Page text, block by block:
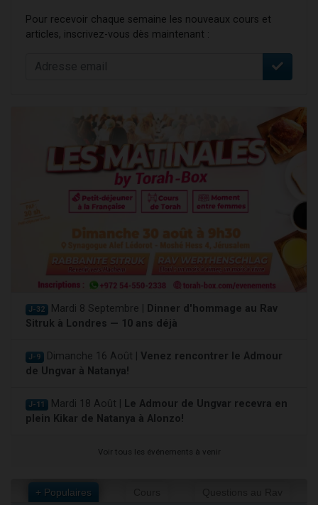
Pour recevoir chaque semaine les nouveaux cours et
articles, inscrivez-vous dès maintenant :
J-32 Mardi 8 Septembre |
Dinner d'hommage au Rav
Sitruk à Londres — 10 ans déjà
J-9 Dimanche 16 Août | Venez rencontrer le Admour
de Ungvar à Natanya!
J-11 Mardi 18 Août |
Le Admour de Ungvar recevra en
plein Kikar de Natanya à Alonzo!
Voir tous les événements à venir
+ Populaires